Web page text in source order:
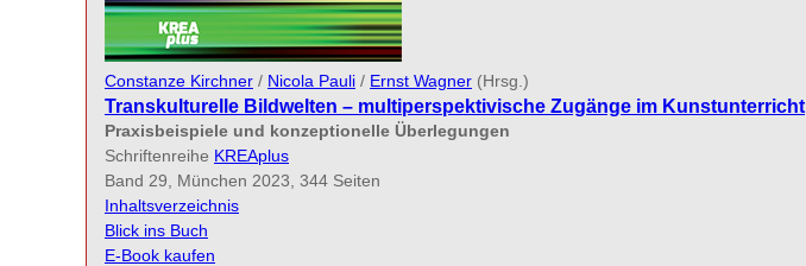
Constanze Kirchner / Nicola Pauli / Ernst Wagner (Hrsg.)
Transkulturelle Bildwelten – multiperspektivische Zugänge im Kunstunterricht
Praxisbeispiele und konzeptionelle Überlegungen
Schriftenreihe KREAplus
Band 29, München 2023, 344 Seiten
Inhaltsverzeichnis
Blick ins Buch
E-Book kaufen